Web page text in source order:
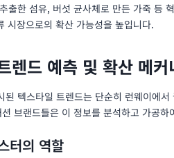
출한 섬유, 버섯 균사체로 만든 가죽 등
시장으로의 확산 가능성을 높입니다.
렌드 예측 및 확산 메커
된 텍스타일 트렌드는 단순히 런웨이에
브랜드들은 이 정보를 분석하고 가공
터의 역할